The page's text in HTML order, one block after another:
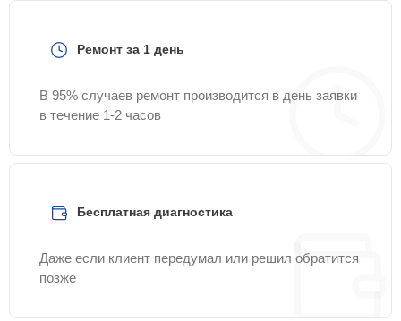
Ремонт за 1 день
В 95% случаев ремонт производится в день заявки
в течение 1-2 часов
Бесплатная диагностика
Даже если клиент передумал или решил обратится
позже